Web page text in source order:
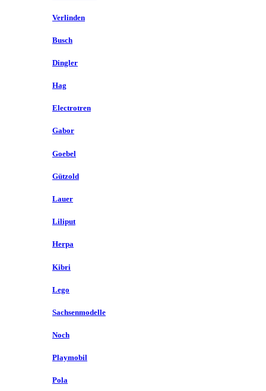
Verlinden
Busch
Dingler
Hag
Electrotren
Gabor
Goebel
Gützold
Lauer
Liliput
Herpa
Kibri
Lego
Sachsenmodelle
Noch
Playmobil
Pola